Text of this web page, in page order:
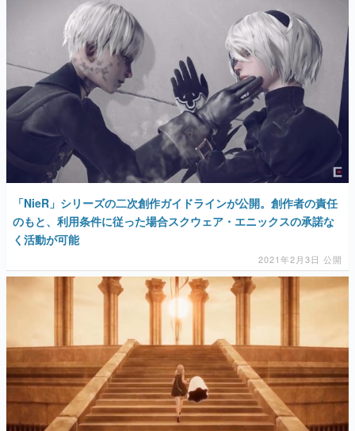
「NieR」シリーズの二次創作ガイドラインが公開。創作者の責任
のもと、利用条件に従った場合スクウェア・エニックスの承諾な
く活動が可能
2021年2月3日 公開